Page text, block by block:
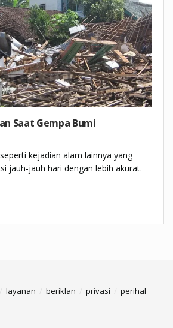
Saat Gempa Bumi
kejadian alam lainnya yang
jauh-jauh hari dengan lebih akurat.
layanan beriklan privasi perihal